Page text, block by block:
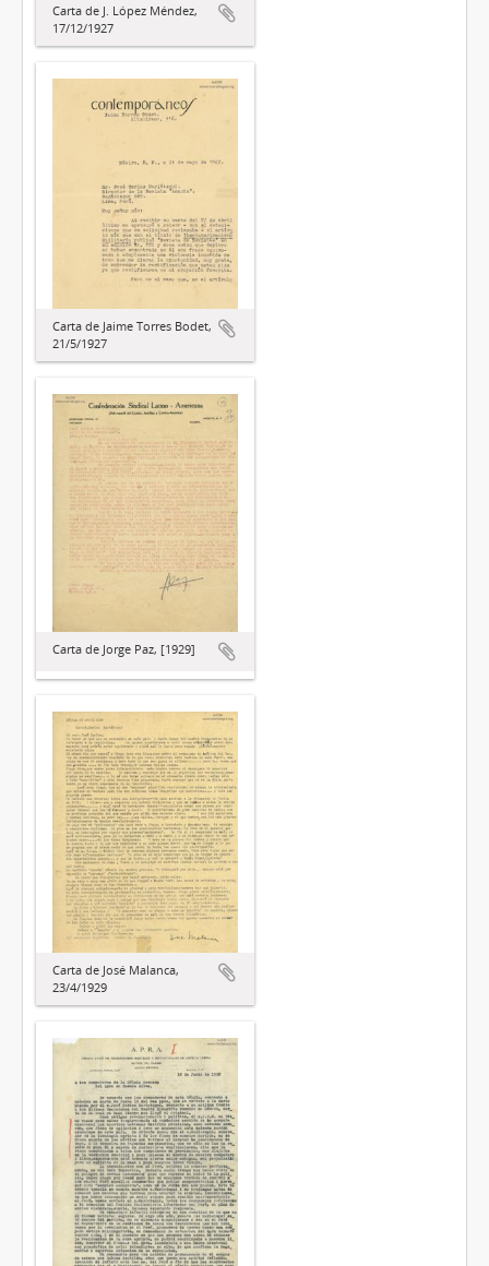
Carta de J. López Méndez,
17/12/1927
Carta de Jaime Torres Bodet,
21/5/1927
Carta de Jorge Paz, [1929]
Carta de José Malanca,
23/4/1929